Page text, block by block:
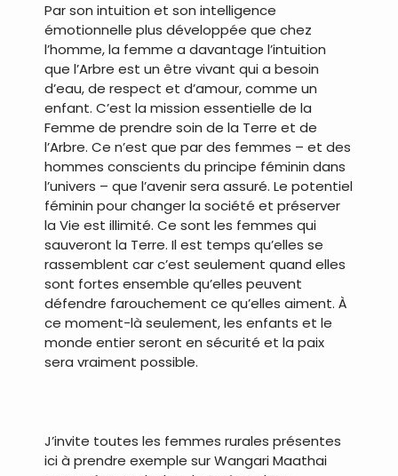
Par son intuition et son intelligence
émotionnelle plus développée que chez
l’homme, la femme a davantage l’intuition
que l’Arbre est un être vivant qui a besoin
d’eau, de respect et d’amour, comme un
enfant. C’est la mission essentielle de la
Femme de prendre soin de la Terre et de
l’Arbre. Ce n’est que par des femmes – et des
hommes conscients du principe féminin dans
l’univers – que l’avenir sera assuré. Le potentiel
féminin pour changer la société et préserver
la Vie est illimité. Ce sont les femmes qui
sauveront la Terre. Il est temps qu’elles se
rassemblent car c’est seulement quand elles
sont fortes ensemble qu’elles peuvent
défendre farouchement ce qu’elles aiment. À
ce moment-là seulement, les enfants et le
monde entier seront en sécurité et la paix
sera vraiment possible.
J’invite toutes les femmes rurales présentes
ici à prendre exemple sur Wangari Maathai